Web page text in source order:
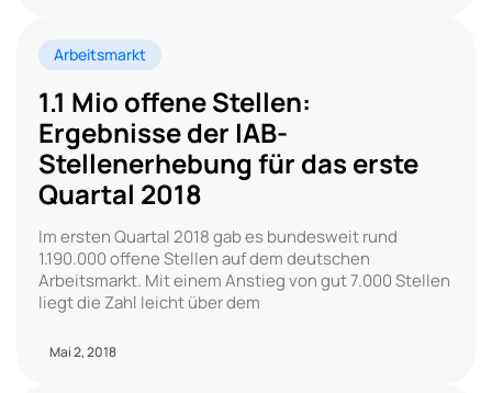
Arbeitsmarkt
1.1 Mio offene Stellen:
Ergebnisse der IAB-
Stellenerhebung für das erste
Quartal 2018
Im ersten Quartal 2018 gab es bundesweit rund
1.190.000 offene Stellen auf dem deutschen
Arbeitsmarkt. Mit einem Anstieg von gut 7.000 Stellen
liegt die Zahl leicht über dem
Mai 2, 2018